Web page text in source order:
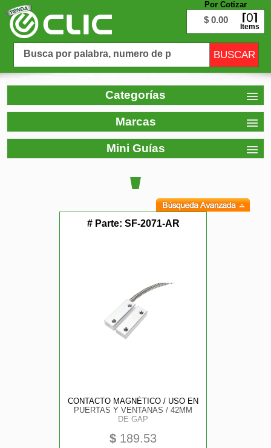
Por Cotizar
$ 0.00 0
Items
Categorías
Marcas
Mini Guías
# Parte: SF-2071-AR
CONTACTO MAGNÉTICO / USO EN
PUERTAS Y VENTANAS / 42MM
DE GAP
$ 189.53